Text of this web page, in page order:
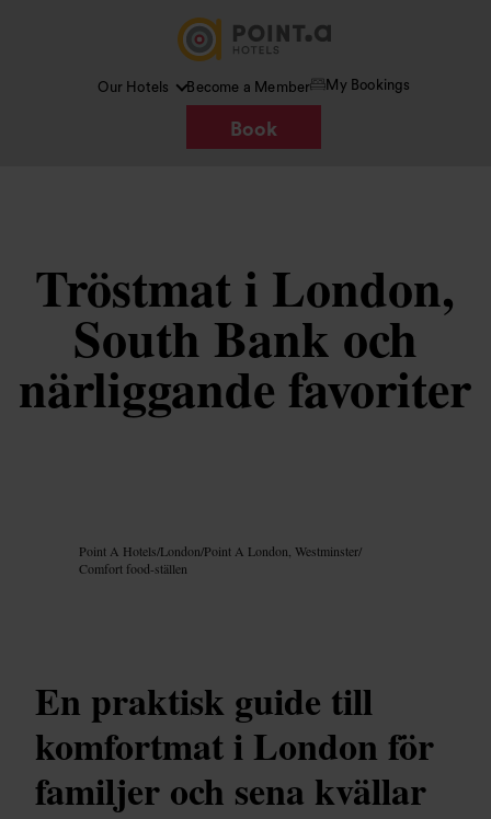
Our Hotels Become a Member My Bookings
Book
Tröstmat i London,
South Bank och
närliggande favoriter
Point A Hotels/London/Point A London, Westminster/
Comfort food-ställen
En praktisk guide till
komfortmat i London för
familjer och sena kvällar